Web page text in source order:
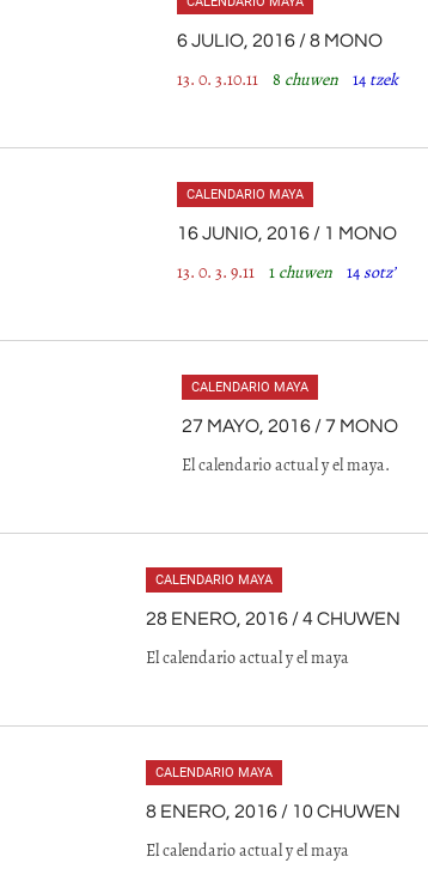
6 JULIO, 2016 / 8 MONO
13. 0. 3.10.11 8 chuwen 14 tzek
CALENDARIO MAYA
16 JUNIO, 2016 / 1 MONO
13. 0. 3. 9.11 1 chuwen 14sotz’
CALENDARIO MAYA
27 MAYO, 2016 / 7 MONO
El calendario actual y el maya.
CALENDARIO MAYA
28 ENERO, 2016 / 4 CHUWEN
El calendario actual y el maya
CALENDARIO MAYA
8 ENERO, 2016 / 10 CHUWEN
El calendario actual y el maya